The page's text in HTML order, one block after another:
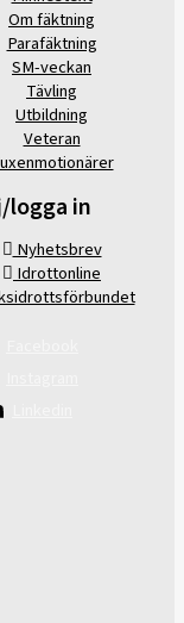
Om fäktning
Parafäktning
SM-veckan
Tävling
Utbildning
Veteran
logga in
Nyhetsbrev
Idrottonline